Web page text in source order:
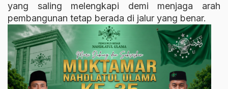
yang saling melengkapi demi menjaga arah
pembangunan tetap berada di jalur yang benar.